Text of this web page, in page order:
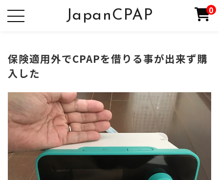
JapanCPAP 0
保険適用外でCPAPを借りる事が出来ず購
入した